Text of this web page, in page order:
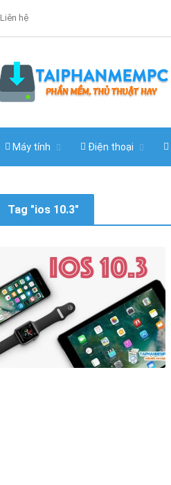
Liên hệ
Máy tính Điện thoại
Tag "ios 10.3"